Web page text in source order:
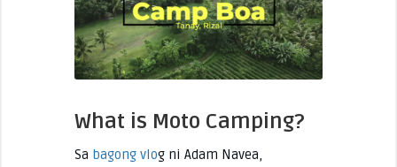
What is Moto Camping?
Sa bagong vlog ni Adam Navea,